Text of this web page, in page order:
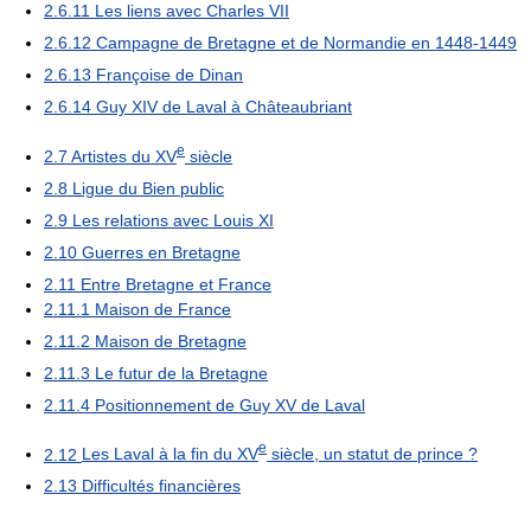
2.6.11 Les liens avec Charles VII
2.6.12 Campagne de Bretagne et de Normandie en 1448-1449
2.6.13 Françoise de Dinan
2.6.14 Guy XIV de Laval à Châteaubriant
2.7 Artistes du XVe siècle
2.8 Ligue du Bien public
2.9 Les relations avec Louis XI
2.10 Guerres en Bretagne
2.11 Entre Bretagne et France
2.11.1 Maison de France
2.11.2 Maison de Bretagne
2.11.3 Le futur de la Bretagne
2.11.4 Positionnement de Guy XV de Laval
2.12 Les Laval à la fin du XVe siècle, un statut de prince ?
2.13 Difficultés financières